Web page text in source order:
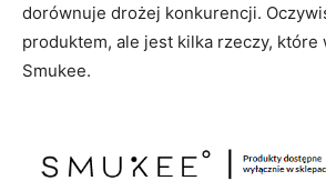
dorównuje drożej konkurencji.
produktem, ale jest kilka rzeczy, które
Smukee.